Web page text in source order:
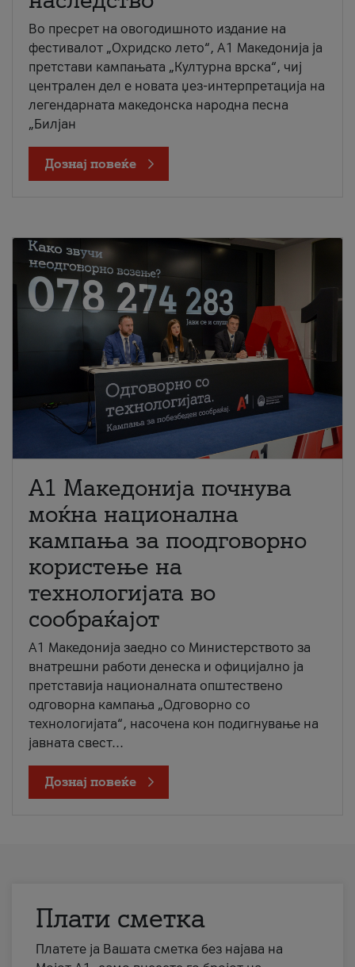
Во пресрет на овогодишното издание на
фестивалот „Охридско лето“, А1 Македонија ја
претстави кампањата „Културна врска“, чиј
централен дел е новата џез-интерпретација на
легендарната македонска народна песна
„Билјан
Дознај повеќе
A1 Македонија почнува
моќна национална
кампања за поодговорно
користење на
технологијата во
сообраќајот
A1 Македонија заедно со Министерството за
внатрешни работи денеска и официјално ја
претставија националната општествено
одговорна кампања „Одговорно со
технологијата“, насочена кон подигнување на
јавната свест...
Дознај повеќе
Плати сметка
Платете ја Вашата сметка без најава на